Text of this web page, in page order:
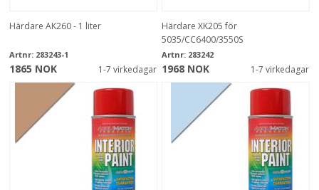
Härdare AK260 - 1 liter
Artnr: 283243-1
1865 NOK 1-7 virkedagar
Härdare XK205 för
5035/CC6400/3550S
Artnr: 283242
1968 NOK 1-7 virkedagar